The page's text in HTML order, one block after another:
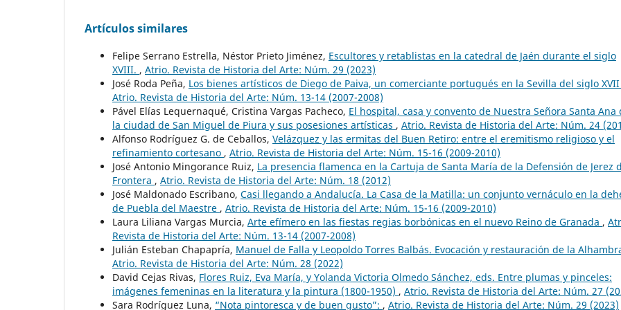
Artículos similares
Felipe Serrano Estrella, Néstor Prieto Jiménez, Escultores y retablistas en la catedral de Jaén durante el siglo
XVIII. , Atrio. Revista de Historia del Arte: Núm. 29 (2023)
José Roda Peña, Los bienes artísticos de Diego de Paiva, un comerciante portugués en la Sevilla del siglo XVII
Atrio. Revista de Historia del Arte: Núm. 13-14 (2007-2008)
Pável Elías Lequernaqué, Cristina Vargas Pacheco, El hospital, casa y convento de Nuestra Señora Santa Ana
la ciudad de San Miguel de Piura y sus posesiones artísticas , Atrio. Revista de Historia del Arte: Núm. 24
Alfonso Rodríguez G. de Ceballos, Velázquez y las ermitas del Buen Retiro: entre el eremitismo religioso y el
refinamiento cortesano , Atrio. Revista de Historia del Arte: Núm. 15-16 (2009-2010)
José Antonio Mingorance Ruiz, La presencia flamenca en la Cartuja de Santa María de la Defensión de Jerez
Frontera , Atrio. Revista de Historia del Arte: Núm. 18 (2012)
José Maldonado Escribano, Casi llegando a Andalucía. La Casa de la Matilla: un conjunto vernáculo en la
de Puebla del Maestre , Atrio. Revista de Historia del Arte: Núm. 15-16 (2009-2010)
Laura Liliana Vargas Murcia, Arte efímero en las fiestas regias borbónicas en el nuevo Reino de Granada ,
Revista de Historia del Arte: Núm. 13-14 (2007-2008)
Julián Esteban Chapapría, Manuel de Falla y Leopoldo Torres Balbás. Evocación y restauración de la
Atrio. Revista de Historia del Arte: Núm. 28 (2022)
David Cejas Rivas, Flores Ruiz, Eva María, y Yolanda Victoria Olmedo Sánchez, eds. Entre plumas y pinceles:
imágenes femeninas en la literatura y la pintura (1800-1950) , Atrio. Revista de Historia del Arte: Núm. 27
Sara Rodríguez Luna, “Nota pintoresca y de buen gusto”: , Atrio. Revista de Historia del Arte: Núm. 29 (2023)